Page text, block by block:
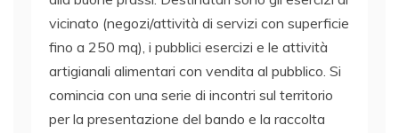
vicinato (negozi/attività di servizi con superficie
fino a 250 mq), i pubblici esercizi e le attività
artigianali alimentari con vendita al pubblico. Si
comincia con una serie di incontri sul territorio
per la presentazione del bando e la raccolta